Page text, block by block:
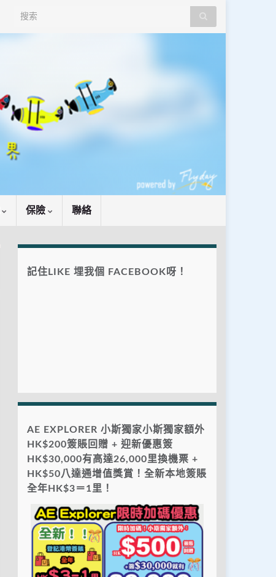
Search for:
保險 聯絡
記住LIKE 埋我個 FACEBOOK呀！
AE EXPLORER 小斯獨家小斯獨家額外
HK$200簽賬回贈 + 迎新優惠簽
HK$30,000有高達26,000里換機票 +
HK$50八達通增值獎賞！全新本地簽賬
全年HK$3＝1里！